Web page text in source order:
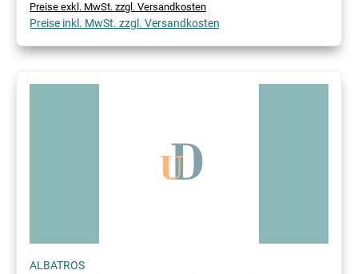
Preise exkl. MwSt. zzgl. Versandkosten
Preise inkl. MwSt. zzgl. Versandkosten
ALBATROS